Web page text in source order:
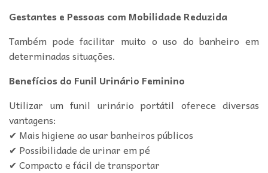
Gestantes e Pessoas com Mobilidade Reduzida
Também pode facilitar muito o uso do banheiro em
determinadas situações.
Benefícios do Funil Urinário Feminino
Utilizar um funil urinário portátil oferece diversas
vantagens:
✔ Mais higiene ao usar banheiros públicos
✔ Possibilidade de urinar em pé
✔ Compacto e fácil de transportar